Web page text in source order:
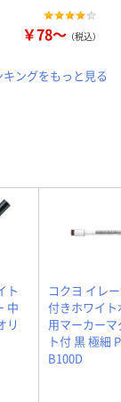
￥78～ （税込）
キングをもっと見る
ト
中
リ
コクヨ イレ
付きホワイト
用マーカー
ト付 黒 極細
B100D